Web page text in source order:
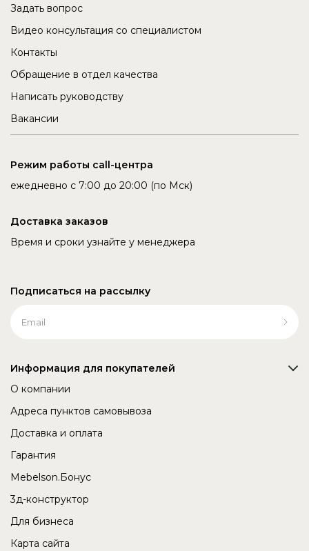
Задать вопрос
Видео консультация со специалистом
Контакты
Обращение в отдел качества
Написать руководству
Вакансии
Режим работы call-центра
ежедневно с 7:00 до 20:00 (по Мск)
Доставка заказов
Время и сроки узнайте у менеджера
Подписаться на рассылку
Информация для покупателей
О компании
Адреса пунктов самовывоза
Доставка и оплата
Гарантия
Mebelson.Бонус
3д-конструктор
Для бизнеса
Карта сайта